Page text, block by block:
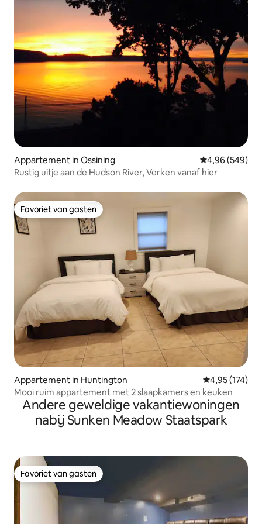
Appartement in Ossining Gemiddelde
4,96 (549)
Rustig uitje aan de Hudson River, Verken vanaf hier
Favoriet van gasten
Favoriet van gasten
Appartement in Huntington Gemiddelde
4,95 (174)
Mooi ruim appartement met 2 slaapkamers en keuken
Andere geweldige vakantiewoningen
nabij Sunken Meadow Staatspark
Favoriet van gasten
Favoriet van gasten